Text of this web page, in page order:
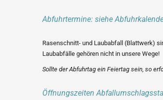
Abfuhrtermine: siehe
Rasenschnitt- und Laubabfall (Blattwerk)
Laubabfälle gehören nicht in unsere Wege!
Sollte der Abfuhrtag ein Feiertag sein, so
Öffnungszeiten